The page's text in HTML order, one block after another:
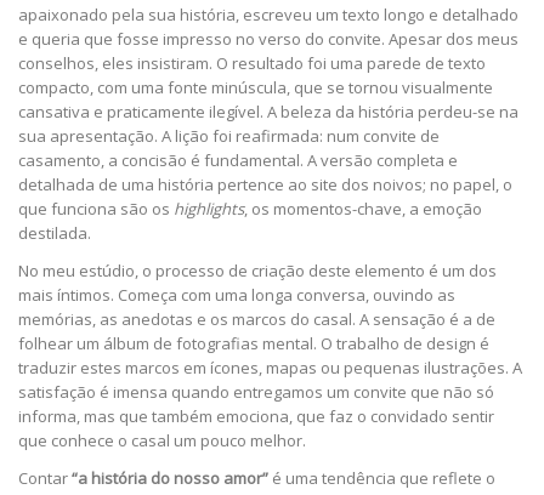
apaixonado pela sua história, escreveu um texto longo e detalhado
e queria que fosse impresso no verso do convite. Apesar dos meus
conselhos, eles insistiram. O resultado foi uma parede de texto
compacto, com uma fonte minúscula, que se tornou visualmente
cansativa e praticamente ilegível. A beleza da história perdeu-se na
sua apresentação. A lição foi reafirmada: num convite de
casamento, a concisão é fundamental. A versão completa e
detalhada de uma história pertence ao site dos noivos; no papel, o
que funciona são os highlights, os momentos-chave, a emoção
destilada.
No meu estúdio, o processo de criação deste elemento é um dos
mais íntimos. Começa com uma longa conversa, ouvindo as
memórias, as anedotas e os marcos do casal. A sensação é a de
folhear um álbum de fotografias mental. O trabalho de design é
traduzir estes marcos em ícones, mapas ou pequenas ilustrações. A
satisfação é imensa quando entregamos um convite que não só
informa, mas que também emociona, que faz o convidado sentir
que conhece o casal um pouco melhor.
Contar“a história do nosso amor” é uma tendência que reflete o